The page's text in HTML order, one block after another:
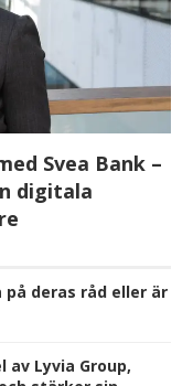
Svea Bank –
digitala
på deras råd eller är
av Lyvia Group,